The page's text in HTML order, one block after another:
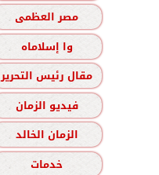
مصر العظمى
وا إسلاماه
مقال رئيس التحرير
فيديو الزمان
الزمان الخالد
خدمات